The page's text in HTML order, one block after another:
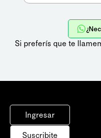
Si preferís que te
Ingresar
Suscribite